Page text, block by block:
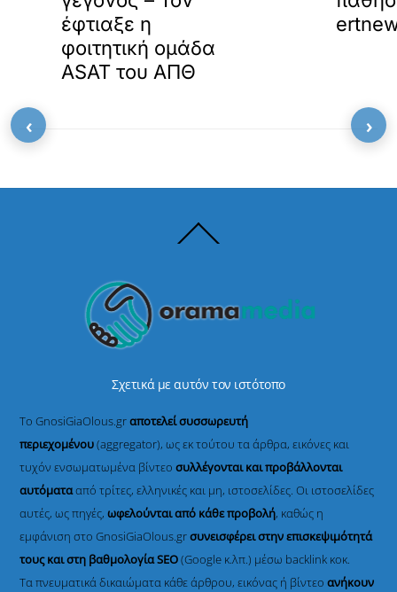
έφτιαξε η
φοιτητική ομάδα
ASAT του ΑΠΘ
To
Σχετικά με αυτόν τον ιστότοπο
Το GnosiGiaOlous.grαποτελεί συσσωρευτή
περιεχομένου(aggregator), ως εκ τούτου τα άρθρα, εικόνες και
τυχόν ενσωματωμένα βίντεοσυλλέγονται και προβάλλονται
αυτόματααπό τρίτες, ελληνικές και μη, ιστοσελίδες. Οι ιστοσελίδες
αυτές, ως πηγές,ωφελούνται από κάθε προβολή, καθώς η
εμφάνιση στο GnosiGiaOlous.grσυνεισφέρει στην επισκεψιμότητά
τους και στη βαθμολογία SEO(Google κ.λπ.) μέσω backlink κοκ.
Τα πνευματικά δικαιώματα κάθε άρθρου, εικόνας ή βίντεοανήκουν
‹ ›